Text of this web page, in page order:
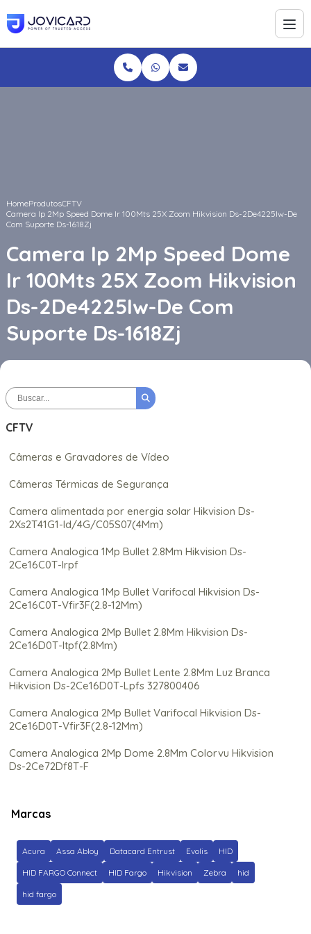
HomeProdutosCFTV
Camera Ip 2Mp Speed Dome Ir 100Mts 25X Zoom Hikvision Ds-2De4225Iw-De
Com Suporte Ds-1618Zj
Camera Ip 2Mp Speed Dome
Ir 100Mts 25X Zoom Hikvision
Ds-2De4225Iw-De Com
Suporte Ds-1618Zj
CFTV
Câmeras e Gravadores de Vídeo
Câmeras Térmicas de Segurança
Camera alimentada por energia solar Hikvision Ds-
2Xs2T41G1-Id/4G/C05S07(4Mm)
Camera Analogica 1Mp Bullet 2.8Mm Hikvision Ds-
2Ce16C0T-Irpf
Camera Analogica 1Mp Bullet Varifocal Hikvision Ds-
2Ce16C0T-Vfir3F(2.8-12Mm)
Camera Analogica 2Mp Bullet 2.8Mm Hikvision Ds-
2Ce16D0T-Itpf(2.8Mm)
Camera Analogica 2Mp Bullet Lente 2.8Mm Luz Branca
Hikvision Ds-2Ce16D0T-Lpfs 327800406
Camera Analogica 2Mp Bullet Varifocal Hikvision Ds-
2Ce16D0T-Vfir3F(2.8-12Mm)
Camera Analogica 2Mp Dome 2.8Mm Colorvu Hikvision
Ds-2Ce72Df8T-F
2Ce70Df0T-Pf (2.8Mm) 300614736
Itpf(2.8Mm)
Camera Analogica 3K Colorvu Hikvision Ds-2Ce10Kf0T-
Pfs(2.8Mm))
Marcas
Acura Assa Abloy Datacard Entrust Evolis HID
HID FARGO Connect HID Fargo Hikvision Zebra hid
hid fargo